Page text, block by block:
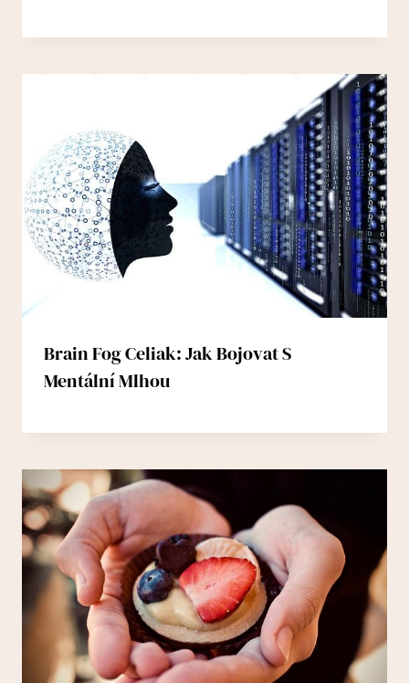
Brain Fog Celiak: Jak Bojovat S
Mentální Mlhou